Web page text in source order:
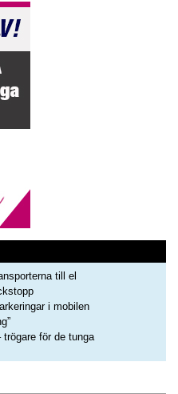
till el
i mobilen
för de tunga